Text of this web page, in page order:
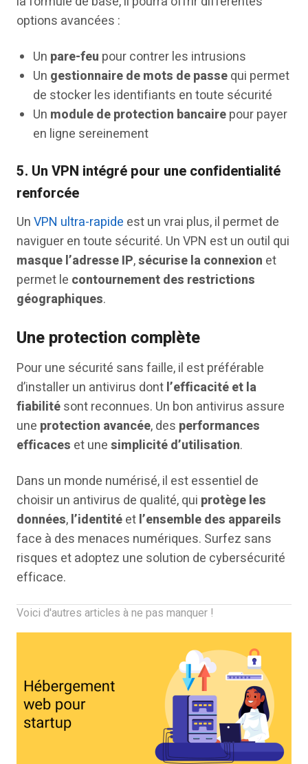
options avancées :
Un pare-feu pour contrer les intrusions
Un gestionnaire de mots de passequi permet
de stocker les identifiants en toute sécurité
Un module de protection bancairepour payer
en ligne sereinement
5. Un VPN intégré pour une confidentialité
renforcée
UnVPN ultra-rapide est un vrai plus, il permet de
naviguer en toute sécurité. Un VPN est un outil qui
masque l’adresse IP,sécurise la connexion et
permet le contournement des restrictions
géographiques.
Une protection complète
Pour une sécurité sans faille, il est préférable
d’installer un antivirus dontl’efficacité et la
fiabilitésont reconnues. Un bon antivirus assure
une protection avancée, des performances
efficaces et unesimplicité d’utilisation.
Dans un monde numérisé, il est essentiel de
choisir un antivirus de qualité, qui protège les
données,l’identitéetl’ensemble des appareils
face à des menaces numériques. Surfez sans
risques et adoptez une solution de cybersécurité
efficace.
Voici d'autres articles à ne pas manquer !